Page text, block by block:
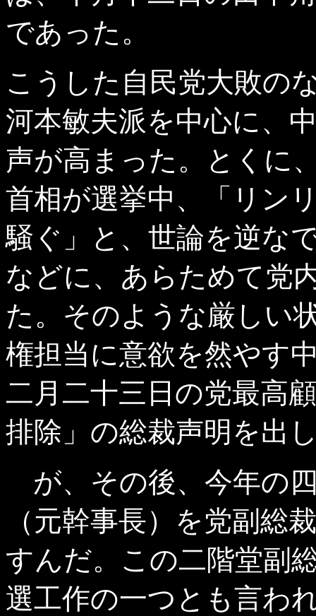
であった。
こうした自民党大敗の
河本敏夫派を中心に、
声が高まった。とくに
首相が選挙中、「リン
騒ぐ」と、世論を逆な
などに、あらためて党
た。そのような厳しい
権担当に意欲を然やす
二月二十三日の党最高
排除」の総裁声明を出
が、その後、今年の
（元幹事長）を党副総
すんだ。この二階堂副
選工作の一つとも言わ